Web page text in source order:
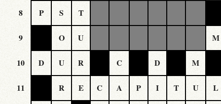
8 P S T
9 O U M
10 D U R C D M
11 R E C A P I T U L